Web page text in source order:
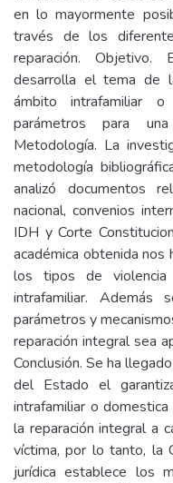
en lo mayormente
través de los
reparación.
desarrolla el tema de
ámbito intrafamiliar
parámetros para
Metodología. La
metodología
analizó documentos
nacional, convenios
IDH y Corte
académica obtenida
los tipos de
intrafamiliar.
parámetros y
reparación integral sea
Conclusión. Se ha
del Estado el
intrafamiliar o
la reparación integral a
víctima, por lo tanto, la
jurídica establece los